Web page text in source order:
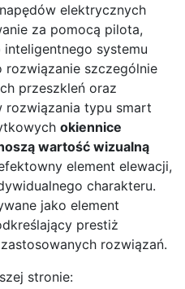
elektrycznych
za pomocą pilota,
inteligentnego systemu
rozwiązanie szczególnie
przeszkleń oraz
typu smart
okiennice
wartość wizualną
element elewacji,
charakteru.
jako element
prestiż
rozwiązań.
stronie: